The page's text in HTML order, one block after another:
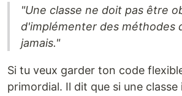
"Une classe ne doit pas être
d'implémenter des méthodes
jamais."
Si tu veux garder ton code
primordial. Il dit que si une